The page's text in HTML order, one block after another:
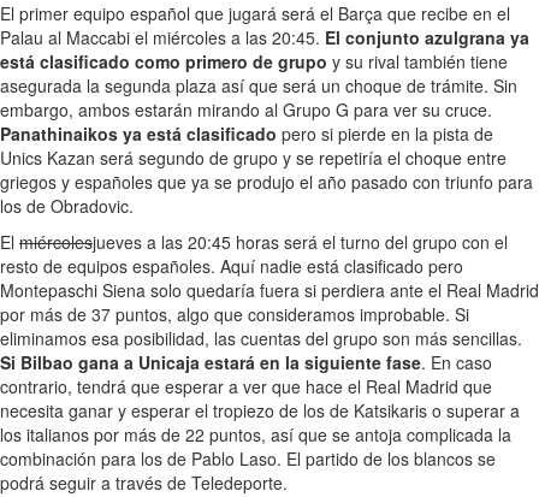
El primer equipo español que jugará será el Barça que recibe en el
Palau al Maccabi el miércoles a las 20:45. El conjunto azulgrana ya
está clasificado como primero de grupo y su rival también tiene
asegurada la segunda plaza así que será un choque de trámite. Sin
embargo, ambos estarán mirando al Grupo G para ver su cruce.
Panathinaikos ya está clasificado pero si pierde en la pista de
Unics Kazan será segundo de grupo y se repetiría el choque entre
griegos y españoles que ya se produjo el año pasado con triunfo para
los de Obradovic.
El miércolesjueves a las 20:45 horas será el turno del grupo con el
resto de equipos españoles. Aquí nadie está clasificado pero
Montepaschi Siena solo quedaría fuera si perdiera ante el Real Madrid
por más de 37 puntos, algo que consideramos improbable. Si
eliminamos esa posibilidad, las cuentas del grupo son más sencillas.
Si Bilbao gana a Unicaja estará en la siguiente fase. En caso
contrario, tendrá que esperar a ver que hace el Real Madrid que
necesita ganar y esperar el tropiezo de los de Katsikaris o superar a
los italianos por más de 22 puntos, así que se antoja complicada la
combinación para los de Pablo Laso. El partido de los blancos se
podrá seguir a través de Teledeporte.